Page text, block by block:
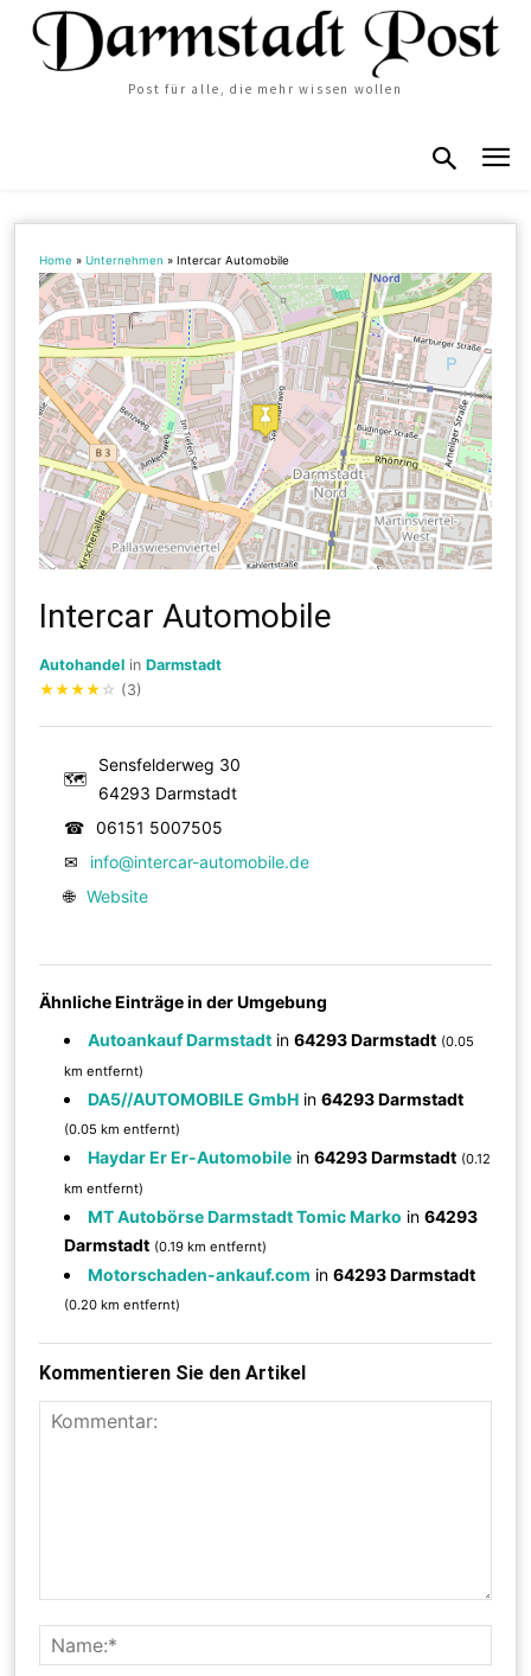
Post für alle, die mehr wissen wollen
Home »Unternehmen »Intercar Automobile
Intercar Automobile
Autohandel inDarmstadt
★★★★ ☆ (3)
🗺
Sensfelderweg 30
64293 Darmstadt
☎
06151 5007505
✉
info@intercar-automobile.de
🌐 Website
Ähnliche Einträge in der Umgebung
Autoankauf Darmstadt in64293 Darmstadt (0.05
km entfernt)
DA5//AUTOMOBILE GmbH in64293 Darmstadt
(0.05 km entfernt)
Haydar Er Er-Automobile in64293 Darmstadt (0.12
km entfernt)
MT Autobörse Darmstadt Tomic Marko in64293
Darmstadt (0.19 km entfernt)
Motorschaden-ankauf.com in64293 Darmstadt
(0.20 km entfernt)
Kommentieren Sie den Artikel